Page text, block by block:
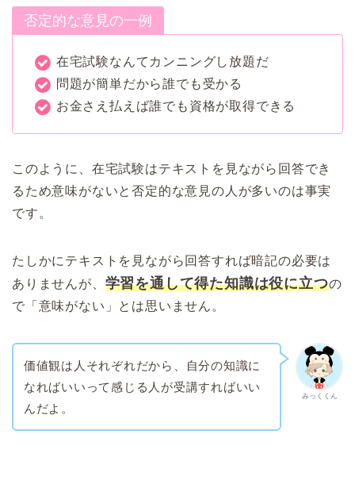
否定的な意見の一例
在宅試験なんてカンニングし放題だ
問題が簡単だから誰でも受かる
お金さえ払えば誰でも資格が取得できる
このように、在宅試験はテキストを見ながら回答でき
るため意味がないと否定的な意見の人が多いのは事実
です。
たしかにテキストを見ながら回答すれば暗記の必要は
ありませんが、 学習を通して得た知識は役に立つの
で「意味がない」とは思いません。
みっくくん
価値観は人それぞれだから、自分の知識に
なればいいって感じる人が受講すればいい
んだよ。